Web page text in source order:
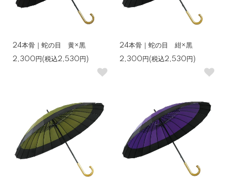
24本骨｜蛇の目 黄×黒
2,300円(税込2,530円)
24本骨｜蛇の目 紺×黒
2,300円(税込2,530円)